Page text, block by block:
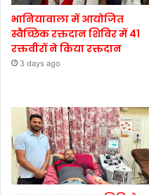
भानियावाला में आयोजित
स्वैच्छिक रक्तदान शिविर में 41
रक्तवीरों ने किया रक्तदान
3 days ago